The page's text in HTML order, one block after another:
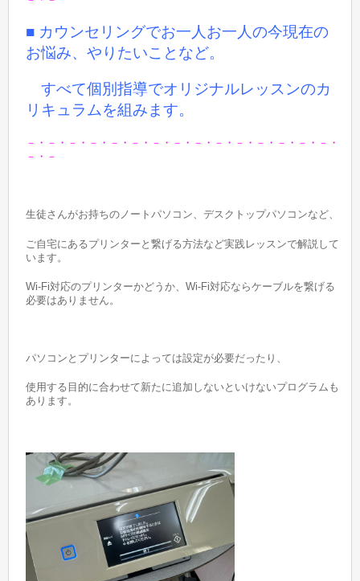
■ カウンセリングでお一人お一人の今現在の
お悩み、やりたいことなど。
すべて個別指導でオリジナルレッスンのカ
リキュラムを組みます。
－・－・－・－・－・－・－・－・－・－・－・－・－・－・－・
－・－
生徒さんがお持ちのノートパソコン、デスクトップパソコンなど、
ご自宅にあるプリンターと繋げる方法など実践レッスンで解説して
います。
Wi-Fi対応のプリンターかどうか、Wi-Fi対応ならケーブルを繋げる
必要はありません。
パソコンとプリンターによっては設定が必要だったり、
使用する目的に合わせて新たに追加しないといけないプログラムも
あります。